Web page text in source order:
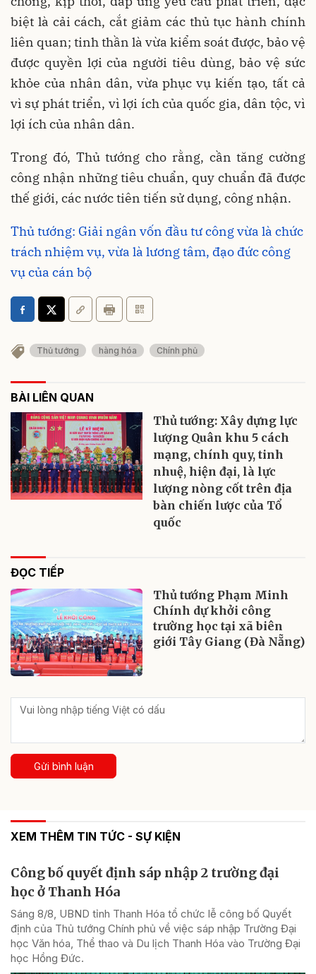
biệt là cải cách, cắt giảm các thủ tục hành chính
liên quan; tinh thần là vừa kiểm soát được, bảo vệ
được quyền lợi của người tiêu dùng, bảo vệ sức
khỏe của nhân dân, vừa phục vụ kiến tạo, tất cả
vì sự phát triển, vì lợi ích của quốc gia, dân tộc, vì
lợi ích của nhân dân.
Trong đó, Thủ tướng cho rằng, cần tăng cường
công nhận những tiêu chuẩn, quy chuẩn đã được
thế giới, các nước tiên tiến sử dụng, công nhận.
Thủ tướng: Giải ngân vốn đầu tư công vừa là chức
trách nhiệm vụ, vừa là lương tâm, đạo đức công
vụ của cán bộ
Thủ tướng hàng hóa Chính phủ
BÀI LIÊN QUAN
Thủ tướng: Xây dựng lực
lượng Quân khu 5 cách
mạng, chính quy, tinh
nhuệ, hiện đại, là lực
lượng nòng cốt trên địa
bàn chiến lược của Tổ
quốc
ĐỌC TIẾP
Thủ tướng Phạm Minh
Chính dự khởi công
trường học tại xã biên
giới Tây Giang (Đà Nẵng)
Gửi bình luận
XEM THÊM TIN TỨC - SỰ KIỆN
Công bố quyết định sáp nhập 2 trường đại
học ở Thanh Hóa
Sáng 8/8, UBND tỉnh Thanh Hóa tổ chức lễ công bố Quyết
định của Thủ tướng Chính phủ về việc sáp nhập Trường Đại
học Văn hóa, Thể thao và Du lịch Thanh Hóa vào Trường Đại
học Hồng Đức.